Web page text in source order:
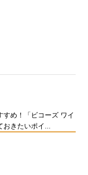
すめ！「ビコーズ ワイ
きたいポイ...